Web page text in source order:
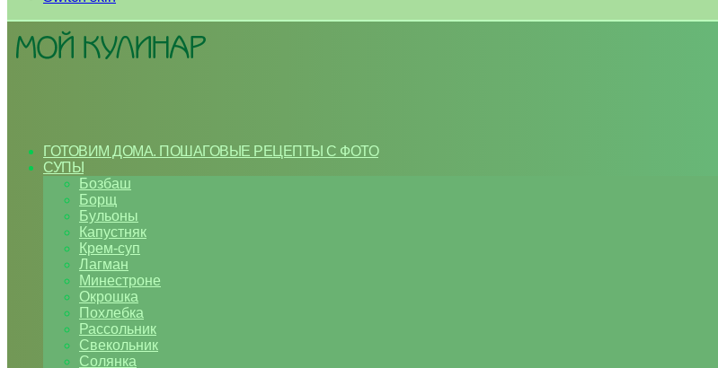
ГОТОВИМ ДОМА. ПОШАГОВЫЕ РЕЦЕПТЫ С ФОТО
СУПЫ
Бозбаш
Борщ
Бульоны
Капустняк
Крем-суп
Лагман
Минестроне
Окрошка
Похлебка
Рассольник
Свекольник
Солянка